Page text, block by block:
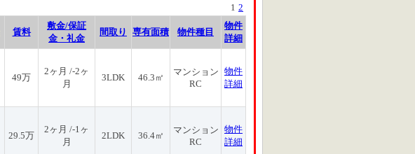
1 2
賃料
敷金/保証
金・礼金
間取り 専有面積 物件種目
物件
詳細
49万
2ヶ月 /-2ヶ
月
3LDK 46.3㎡
マンション
RC
物件
詳細
29.5万
2ヶ月 /-1ヶ
月
2LDK 36.4㎡
マンション
RC
物件
詳細